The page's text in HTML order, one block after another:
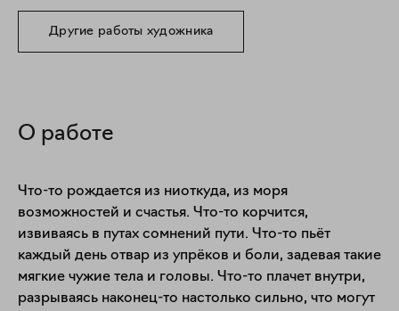
Другие работы художника
О работе
Что-то рождается из ниоткуда, из моря
возможностей и счастья. Что-то корчится,
извиваясь в путах сомнений пути. Что-то пьёт
каждый день отвар из упрёков и боли, задевая такие
мягкие чужие тела и головы. Что-то плачет внутри,
разрываясь наконец-то настолько сильно, что могут